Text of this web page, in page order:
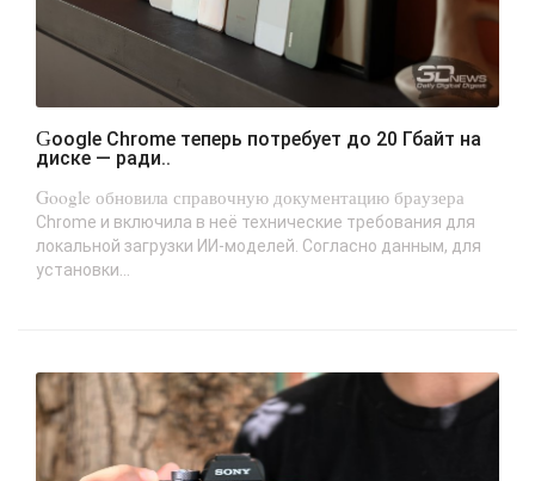
Google Chrome теперь потребует до 20 Гбайт на
диске — ради..
Google обновила справочную документацию браузера
Chrome и включила в неё технические требования для
локальной загрузки ИИ-моделей. Согласно данным, для
установки...